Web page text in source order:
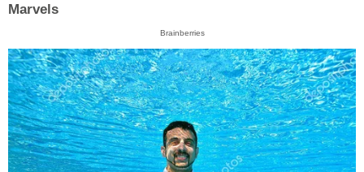
Marvels
Brainberries